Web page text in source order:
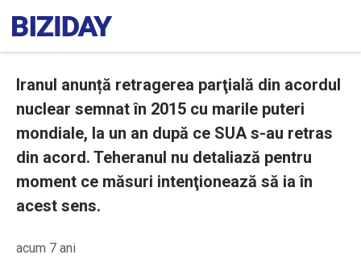
Iranul anunță retragerea parţială din acordul
nuclear semnat în 2015 cu marile puteri
mondiale, la un an după ce SUA s-au retras
din acord. Teheranul nu detaliază pentru
moment ce măsuri intenţionează să ia în
acest sens.
acum 7 ani